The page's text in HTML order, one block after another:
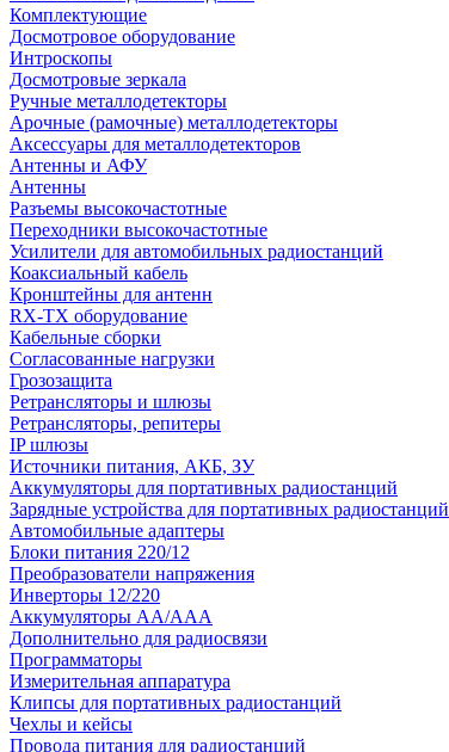
Комплектующие
Досмотровое оборудование
Интроскопы
Досмотровые зеркала
Ручные металлодетекторы
Арочные (рамочные) металлодетекторы
Аксессуары для металлодетекторов
Антенны и АФУ
Антенны
Разъемы высокочастотные
Переходники высокочастотные
Усилители для автомобильных радиостанций
Коаксиальный кабель
Кронштейны для антенн
RX-TX оборудование
Кабельные сборки
Согласованные нагрузки
Грозозащита
Ретрансляторы и шлюзы
Ретрансляторы, репитеры
IP шлюзы
Источники питания, АКБ, ЗУ
Аккумуляторы для портативных радиостанций
Зарядные устройства для портативных радиостанций
Автомобильные адаптеры
Блоки питания 220/12
Преобразователи напряжения
Инверторы 12/220
Аккумуляторы АА/ААА
Дополнительно для радиосвязи
Программаторы
Измерительная аппаратура
Клипсы для портативных радиостанций
Чехлы и кейсы
Провода питания для радиостанций